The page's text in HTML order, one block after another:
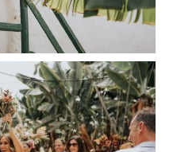
Punta del Lomo